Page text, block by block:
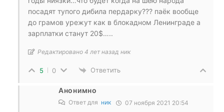
посадят тупого дибила пердарку??? паёк вообще
до грамов урежут как в блокадном Ленинграде а
зарплатки станут 20$…..
Редактировано 4 лет назад ник
5 0 Ответить
Анонимно
Ответ для ник 07 ноября 2021 20:54